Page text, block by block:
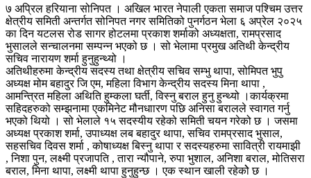
७ अप्रिल हरियाना सोनिपत । अखिल भारत नेपाली एकता समाज पश्चिम उत्तर
क्षेत्रीय समिती अन्तर्गत सोनिपत नगर समितिको पुनर्गठन भेला ६ अप्रेल २०२५
का दिन यटलस रोड सागर होटलमा प्रकाश शर्माको अध्यक्षता, रामप्रसाद
भुसालले सन्चालनमा सम्पन्न भएको छ । सो भेलामा प्रमुख अतिथी केन्द्रीय
सचिव नारायण शर्मा हुनुहुन्थ्यो ।
अतिथीहरुमा केन्द्रीय सदस्य तथा क्षेत्रीय सचिव सम्भु थापा, सोमिपत भुपु
अध्यक्ष मोम बहादुर जि एम, महिला विभाग केन्द्रीय सदस्य मिना थापा ,
आमन्त्रित महिला अथिति हुम्कला घर्ती, विस्नु बराल हुनु हुन्थ्यो ।कार्यक्रमा
सहिदहरुको सम्झनामा एकमिनेट मौनधाारण पछि अनिसा बरालले स्वागत गर्नु
भएको थियो । सो भेलाले १५ सदस्यीय रहेको समिती चयन गरेको छ । जसमा
अध्यक्ष प्रकाश शर्मा, उपाध्यक्ष लब बहादुर थापा, सचिव रामप्रसाद भुसाल,
सहसचिव दिवस शर्मा , कोषाध्यक्ष बिस्नु थापा र सदस्यहरुमा सावित्री रायमाझी
, निशा पुन, लक्ष्मी प्रजापति , तारा न्यौपाने, रुपा भुशाल, अनिशा बराल, मोतिसरा
बराल, मिना थापा, लक्ष्मी थापा हुनुहुन्छ । एक स्थान खाली रहेकोे छ ।